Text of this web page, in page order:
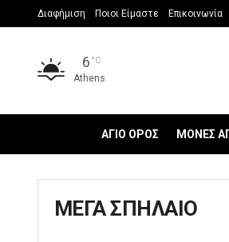
Διαφήμιση Ποιοι Είμαστε Επικοινωνία
6 °C
Athens
ΑΓΙΟ ΟΡΟΣ ΜΟΝΕΣ
ΜΕΓΑ ΣΠΗΛΑΙΟ